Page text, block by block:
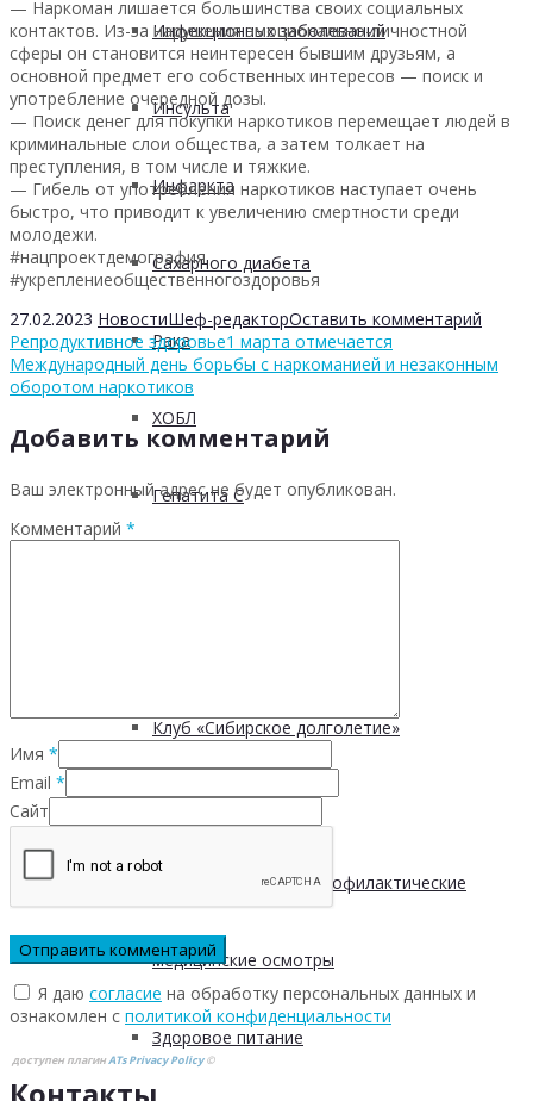
Инфекционных заболеваний
Инсульта
Инфаркта
Сахарного диабета
Рака
ХОБЛ
Гепатита С
Клуб «Сибирское долголетие»
Здоровый образ жизни
Диспансеризация и профилактические
медицинские осмотры
Здоровое питание
— Наркоман лишается большинства своих социальных
контактов. Из-за нарушения эмоционально-личностной
сферы он становится неинтересен бывшим друзьям, а
основной предмет его собственных интересов — поиск и
употребление очередной дозы.
— Поиск денег для покупки наркотиков перемещает людей в
криминальные слои общества, а затем толкает на
преступления, в том числе и тяжкие.
— Гибель от употребления наркотиков наступает очень
быстро, что приводит к увеличению смертности среди
молодежи.
#нацпроектдемография
#укреплениеобщественногоздоровья
27.02.2023 НовостиШеф-редакторОставить комментарий
Репродуктивное здоровье1 марта отмечается
Международный день борьбы с наркоманией и незаконным
оборотом наркотиков
Добавить комментарий
Ваш электронный адрес не будет опубликован.
Комментарий *
Имя *
Email *
Сайт
Я даю согласие на обработку персональных данных и
ознакомлен с политикой конфиденциальности
доступен плагинATs Privacy Policy©
Контакты